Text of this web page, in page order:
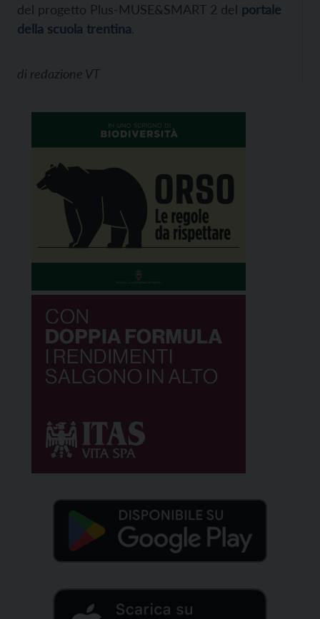
del progetto Plus-MUSE&SMART 2 del portale
della scuola trentina.
di redazione VT